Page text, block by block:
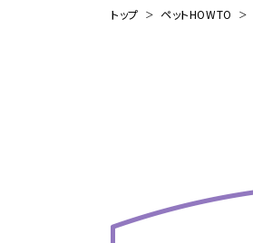
トップ ペットHOWTO